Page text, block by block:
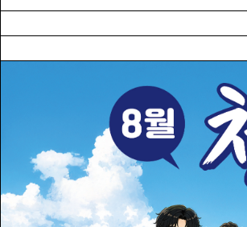
오늘 하루동안 닫기
집단직업상담
내안에 또 다른 나, 직업상담은
여러분의 밝은 미래를 만들어
드립니다.
자세히보기